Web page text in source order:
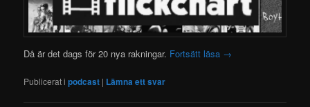
Då är det dags för 20 nya rakningar. Fortsätt läsa →
Publicerat i podcast | Lämna ett svar